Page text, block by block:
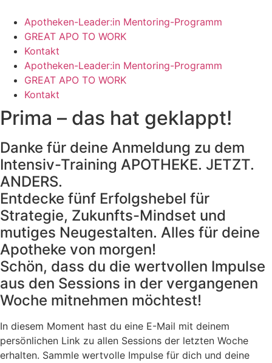
Inhalt
springen
Apotheken-Leader:in Mentoring-Programm
GREAT APO TO WORK
Kontakt
Apotheken-Leader:in Mentoring-Programm
GREAT APO TO WORK
Kontakt
Prima – das hat geklappt!
Danke für deine Anmeldung zu dem
Intensiv-Training APOTHEKE. JETZT.
ANDERS.
Entdecke fünf Erfolgshebel für
Strategie, Zukunfts-Mindset und
mutiges Neugestalten. Alles für deine
Apotheke von morgen!
Schön, dass du die wertvollen Impulse
aus den Sessions in der vergangenen
Woche mitnehmen möchtest! ​
In diesem Moment hast du eine E-Mail mit deinem
persönlichen Link zu allen Sessions der letzten Woche
erhalten. Sammle wertvolle Impulse für dich und deine